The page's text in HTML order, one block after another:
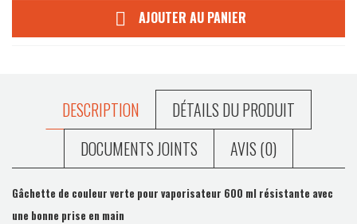
 AJOUTER AU PANIER
DESCRIPTION
DÉTAILS DU PRODUIT
DOCUMENTS JOINTS
AVIS (0)
Gâchette de couleur verte pour vaporisateur 600 ml résistante avec
une bonne prise en main